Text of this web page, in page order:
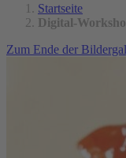
Startseite
Digital-
Zum Ende der